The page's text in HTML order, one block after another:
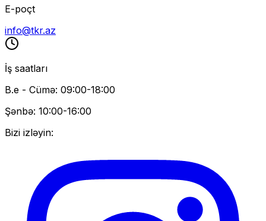
E-poçt
info@tkr.az
İş saatları
B.e - Cümə: 09:00-18:00
Şənbə: 10:00-16:00
Bizi izləyin: